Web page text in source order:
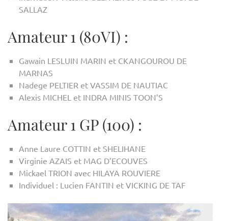
SALLAZ
Amateur 1 (80VI) :
Gawain LESLUIN MARIN et CKANGOUROU DE
MARNAS
Nadege PELTIER et VASSIM DE NAUTIAC
Alexis MICHEL et INDRA MINIS TOON’S
Amateur 1 GP (100) :
Anne Laure COTTIN et SHELIHANE
Virginie AZAIS et MAG D’ECOUVES
Mickael TRION avec HILAYA ROUVIERE
Individuel : Lucien FANTIN et VICKING DE TAF